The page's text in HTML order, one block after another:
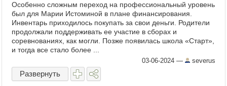
Особенно сложным переход на профессиональный уровень
был для Марии Истоминой в плане финансирования.
Инвентарь приходилось покупать за свои деньги. Родители
продолжали поддерживать ее участие в сборах и
соревнованиях, как могли. Позже появилась школа «Старт»,
и тогда все стало более ...
03-06-2024 — severus
Развернуть